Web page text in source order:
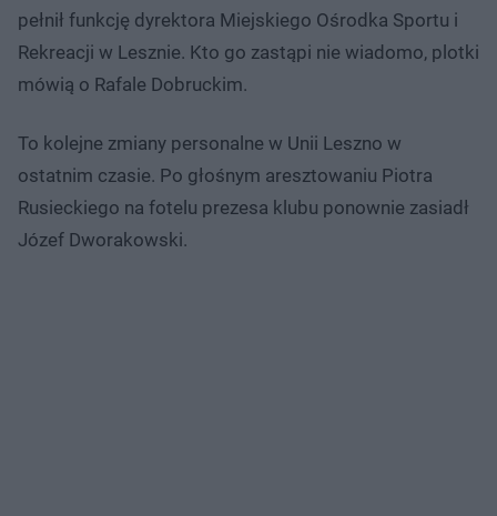
pełnił funkcję dyrektora Miejskiego Ośrodka Sportu i
Rekreacji w Lesznie. Kto go zastąpi nie wiadomo, plotki
mówią o Rafale Dobruckim.
To kolejne zmiany personalne w Unii Leszno w
ostatnim czasie. Po głośnym aresztowaniu Piotra
Rusieckiego na fotelu prezesa klubu ponownie zasiadł
Józef Dworakowski.